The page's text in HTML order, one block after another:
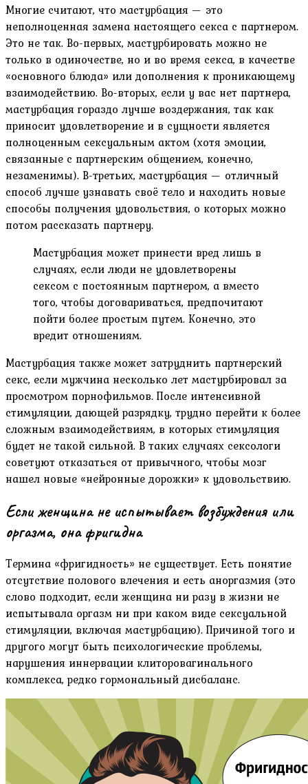
Многие считают, что мастурбация — это
неполноценная замена настоящего секса с партнером.
Это не так. Во-первых, мастурбировать можно не
только в одиночестве, но и во время секса, в качестве
«основного блюда» или дополнения к проникающему
взаимодействию. Во-вторых, если у вас нет партнера,
мастурбация гораздо лучше воздержания, так как
приносит удовлетворение и в сущности является
полноценным сексуальным актом (хотя эмоции,
связанные с партнерским общением, конечно,
незаменимы). В-третьих, мастурбация — отличный
способ лучше узнавать своё тело и находить новые
способы получения удовольствия, о которых можно
потом рассказать партнеру.
Мастурбация может принести вред лишь в
случаях, если люди не удовлетворены
сексом с постоянным партнером, а вместо
того, чтобы договариваться, предпочитают
пойти более простым путем. Конечно, это
вредит отношениям.
Мастурбация также может затруднить партнерский
секс, если мужчина несколько лет мастурбировал за
просмотром порнофильмов. После интенсивной
стимуляции, дающей разрядку, трудно перейти к более
сложным взаимодействиям, в которых стимуляция
будет не такой сильной. В таких случаях сексологи
советуют отказаться от привычного, чтобы мозг
нашел новые «нейронные дорожки» к удовольствию.
Если женщина не испытывает возбуждения или
оргазма, она фригидна
Термина «фригидность» не существует. Есть понятие
отсутствие полового влечения и есть аноргазмия (это
слово подходит, если женщина ни разу в жизни не
испытывала оргазм ни при каком виде сексуальной
стимуляции, включая мастурбацию). Причиной того и
другого могут быть психологические проблемы,
нарушения иннервации клиторовагинального
комплекса, редко гормональный дисбаланс.